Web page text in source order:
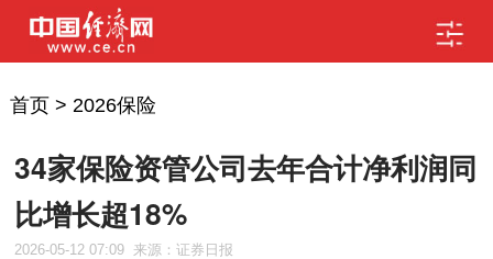
首页> 2026保险
34家保险资管公司去年合计净利润同
比增长超18%
2026-05-12 07:09 来源：证券日报